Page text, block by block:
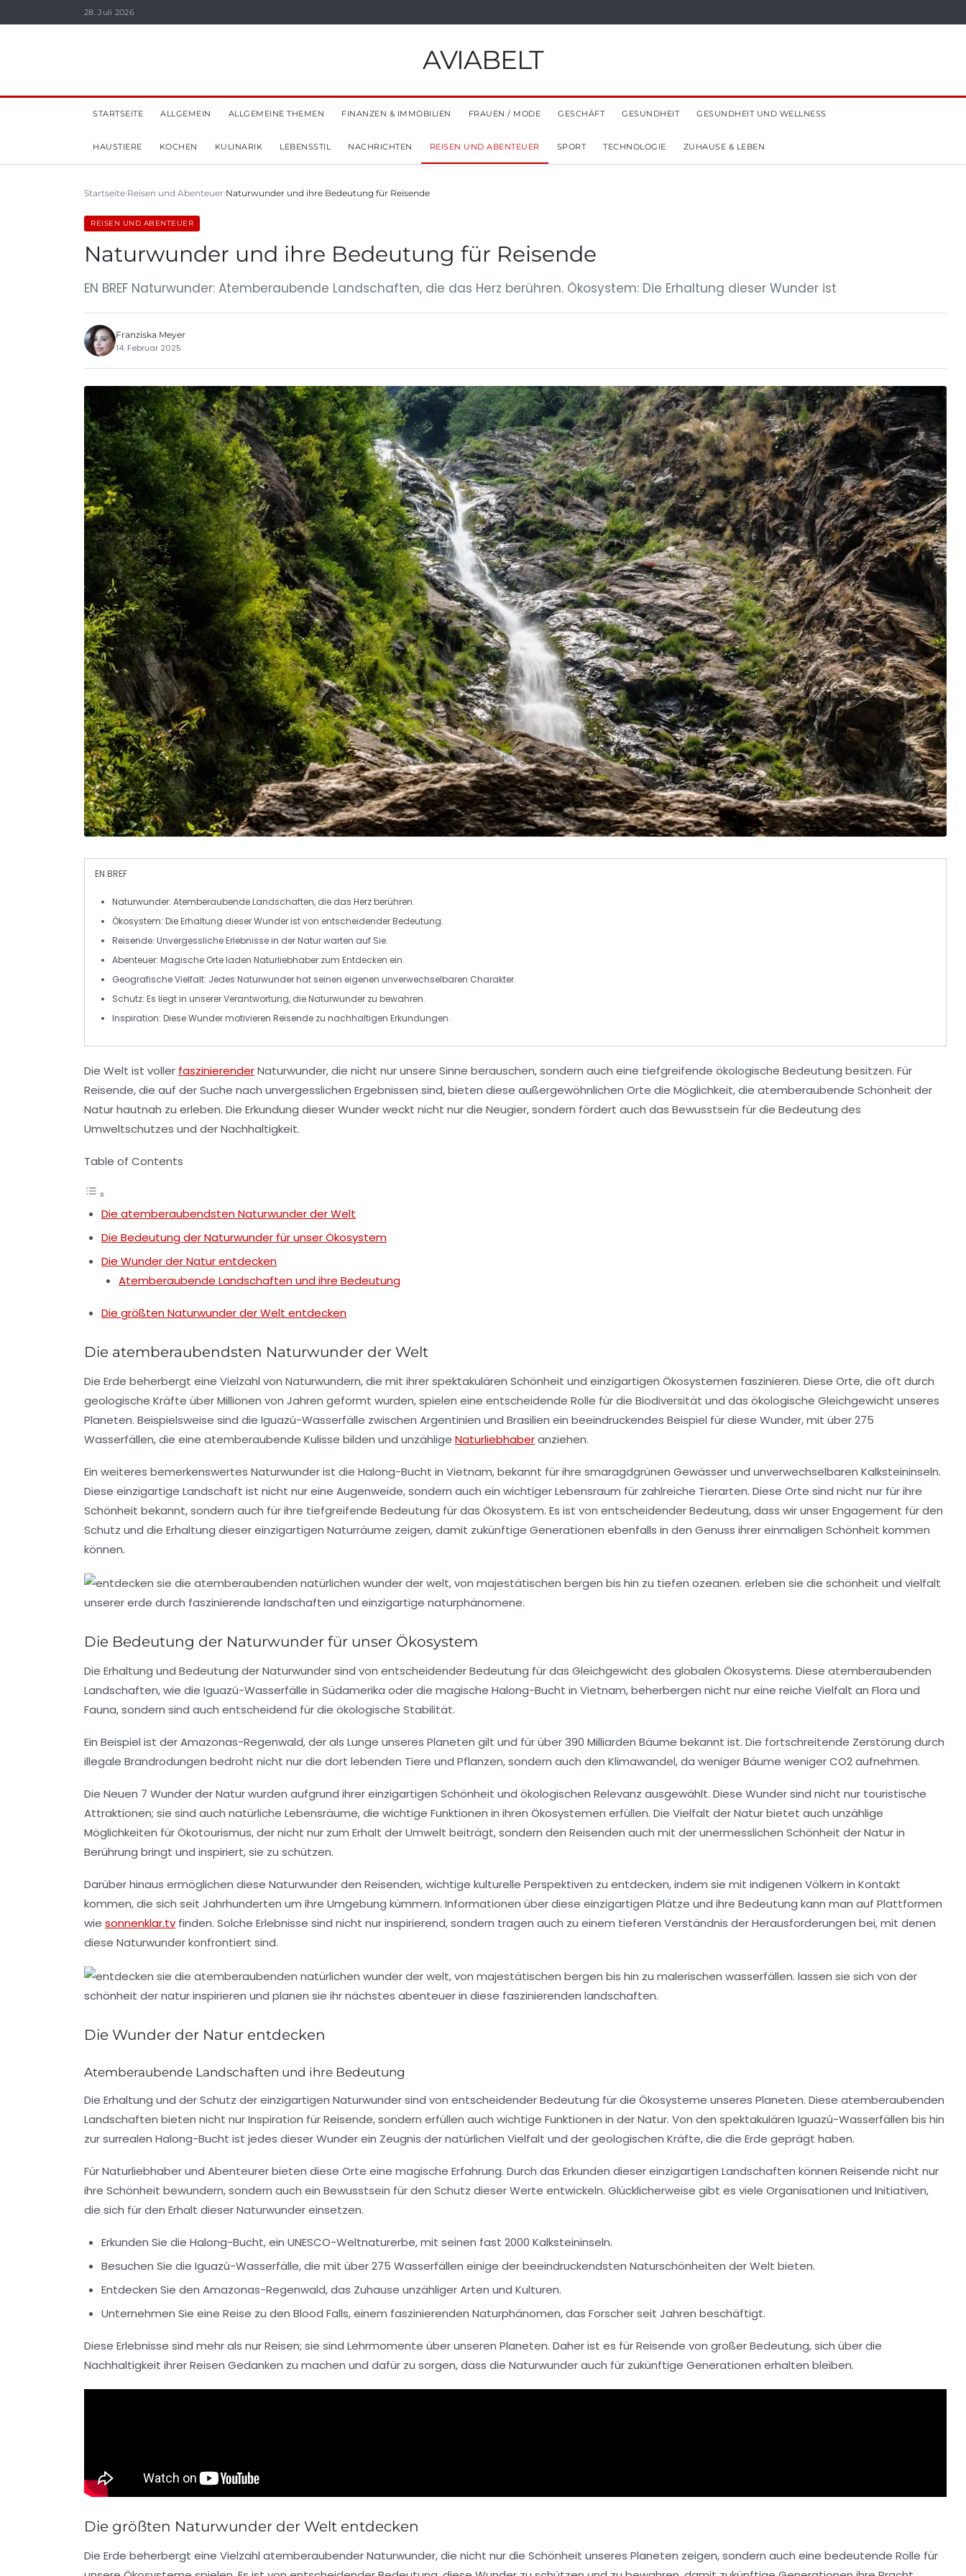
28. Juli 2026
AVIABELT
STARTSEITE ALLGEMEIN ALLGEMEINE THEMEN FINANZEN & IMMOBILIEN FRAUEN / MODE GESCHÄFT GESUNDHEIT GESUNDHEIT UND WELLNESS
HAUSTIERE KOCHEN KULINARIK LEBENSSTIL NACHRICHTEN REISEN UND ABENTEUER SPORT TECHNOLOGIE ZUHAUSE & LEBEN
Startseite Reisen und Abenteuer Naturwunder und ihre Bedeutung für Reisende
REISEN UND ABENTEUER
Naturwunder und ihre Bedeutung für Reisende
EN BREF Naturwunder: Atemberaubende Landschaften, die das Herz berühren. Ökosystem: Die Erhaltung dieser Wunder ist
Franziska Meyer
14. Februar 2025
EN BREF
Naturwunder: Atemberaubende Landschaften, die das Herz berühren.
Ökosystem: Die Erhaltung dieser Wunder ist von entscheidender Bedeutung.
Reisende: Unvergessliche Erlebnisse in der Natur warten auf Sie.
Abenteuer: Magische Orte laden Naturliebhaber zum Entdecken ein.
Geografische Vielfalt: Jedes Naturwunder hat seinen eigenen unverwechselbaren Charakter.
Schutz: Es liegt in unserer Verantwortung, die Naturwunder zu bewahren.
Inspiration: Diese Wunder motivieren Reisende zu nachhaltigen Erkundungen.
Die Welt ist voller faszinierenderNaturwunder, die nicht nur unsere Sinne berauschen, sondern auch eine tiefgreifende ökologische Bedeutung besitzen. Für
Reisende, die auf der Suche nach unvergesslichen Ergebnissen sind, bieten diese außergewöhnlichen Orte die Möglichkeit, die atemberaubende Schönheit der
Natur hautnah zu erleben. Die Erkundung dieser Wunder weckt nicht nur die Neugier, sondern fördert auch das Bewusstsein für die Bedeutung des
Umweltschutzes und derNachhaltigkeit.
Table of Contents
Die atemberaubendsten Naturwunder der Welt
Die Bedeutung der Naturwunder für unser Ökosystem
Die Wunder der Natur entdecken
Atemberaubende Landschaften und ihre Bedeutung
Die größten Naturwunder der Welt entdecken
Die atemberaubendsten Naturwunder der Welt
Die Erde beherbergt eine Vielzahl von Naturwundern, die mit ihrer spektakulären Schönheit und einzigartigen Ökosystemen faszinieren. Diese Orte, die oft durch
geologische Kräfte über Millionen von Jahren geformt wurden, spielen eine entscheidende Rolle für die Biodiversität und das ökologische Gleichgewicht unseres
Planeten. Beispielsweise sind die Iguazú-Wasserfälle zwischen Argentinien und Brasilien ein beeindruckendes Beispiel für diese Wunder, mit über275
Wasserfällen, die eine atemberaubende Kulisse bilden und unzählige Naturliebhaberanziehen.
Ein weiteres bemerkenswertes Naturwunder ist die Halong-Bucht in Vietnam, bekannt für ihre smaragdgrünen Gewässer und unverwechselbaren Kalksteininseln.
Diese einzigartige Landschaft ist nicht nur eine Augenweide, sondern auch ein wichtiger Lebensraum für zahlreiche Tierarten. Diese Orte sind nicht nur für ihre
Schönheit bekannt, sondern auch für ihre tiefgreifende Bedeutung für das Ökosystem. Es ist von entscheidender Bedeutung, dass wir unser Engagement für den
Schutz und die Erhaltung dieser einzigartigen Naturräume zeigen, damit zukünftige Generationen ebenfalls in den Genuss ihrer einmaligen Schönheit kommen
können.
Die Bedeutung der Naturwunder für unser Ökosystem
Die Erhaltung und Bedeutung der Naturwunder sind von entscheidender Bedeutung für das Gleichgewicht des globalen Ökosystems. Diese atemberaubenden
Landschaften, wie die Iguazú-Wasserfälle in Südamerika oder die magische Halong-Bucht in Vietnam, beherbergen nicht nur eine reiche Vielfalt an Flora und
Fauna, sondern sind auch entscheidend für die ökologische Stabilität.
Ein Beispiel ist derAmazonas-Regenwald, der als Lunge unseres Planeten gilt und für über 390 Milliarden Bäume bekannt ist. Die fortschreitende Zerstörung durch
illegale Brandrodungen bedroht nicht nur die dort lebenden Tiere und Pflanzen, sondern auch den Klimawandel, da weniger Bäume weniger CO2 aufnehmen.
Die Neuen 7 Wunder der Naturwurden aufgrund ihrer einzigartigen Schönheit und ökologischen Relevanz ausgewählt. Diese Wunder sind nicht nur touristische
Attraktionen; sie sind auch natürliche Lebensräume, die wichtige Funktionen in ihren Ökosystemen erfüllen. Die Vielfalt der Natur bietet auch unzählige
Möglichkeiten fürÖkotourismus, der nicht nur zum Erhalt der Umwelt beiträgt, sondern den Reisenden auch mit der unermesslichen Schönheit der Naturin
Berührung bringt und inspiriert, sie zu schützen.
Darüber hinaus ermöglichen diese Naturwunder den Reisenden, wichtige kulturelle Perspektiven zu entdecken, indem sie mit indigenen Völkern in Kontakt
kommen, die sich seit Jahrhunderten um ihre Umgebung kümmern. Informationen über diese einzigartigen Plätze und ihre Bedeutung kann man auf Plattformen
wie sonnenklar.tv finden. Solche Erlebnisse sind nicht nur inspirierend, sondern tragen auch zu einem tieferen Verständnis der Herausforderungen bei, mit denen
diese Naturwunder konfrontiert sind.
Die Wunder der Natur entdecken
Atemberaubende Landschaften und ihre Bedeutung
Die Erhaltung und der Schutz der einzigartigen Naturwunder sind von entscheidender Bedeutung für die Ökosysteme unseres Planeten. Diese atemberaubenden
Landschaften bieten nicht nur Inspiration für Reisende, sondern erfüllen auch wichtige Funktionen in der Natur. Von den spektakulären Iguazú-Wasserfällen bis hin
zur surrealen Halong-Bucht ist jedes dieser Wunder ein Zeugnis dernatürlichen Vielfalt und der geologischen Kräfte, die die Erde geprägt haben.
Für Naturliebhaber und Abenteurer bieten diese Orte eine magische Erfahrung. Durch das Erkunden dieser einzigartigen Landschaften können Reisende nicht nur
ihre Schönheit bewundern, sondern auch ein Bewusstsein für den Schutz dieser Werte entwickeln. Glücklicherweise gibt es viele Organisationen und Initiativen,
die sich für den Erhalt dieser Naturwunder einsetzen.
Erkunden Sie die Halong-Bucht, ein UNESCO-Weltnaturerbe, mit seinen fast 2000 Kalksteininseln.
Besuchen Sie die Iguazú-Wasserfälle, die mit über 275 Wasserfällen einige der beeindruckendsten Naturschönheiten der Welt bieten.
Entdecken Sie den Amazonas-Regenwald, das Zuhause unzähliger Arten und Kulturen.
Unternehmen Sie eine Reise zu den Blood Falls, einem faszinierenden Naturphänomen, das Forscher seit Jahren beschäftigt.
Diese Erlebnisse sind mehr als nur Reisen; sie sind Lehrmomente über unseren Planeten. Daher ist es für Reisende von großer Bedeutung, sich über die
Nachhaltigkeit ihrer Reisen Gedanken zu machen und dafür zu sorgen, dass die Naturwunder auch für zukünftige Generationen erhalten bleiben.
Die größten Naturwunder der Welt entdecken
Die Erde beherbergt eine Vielzahl atemberaubenderNaturwunder, die nicht nur die Schönheit unseres Planeten zeigen, sondern auch eine bedeutende Rolle für